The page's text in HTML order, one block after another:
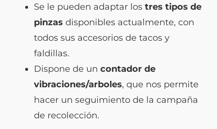
Se le pueden adaptar los tres tipos de
pinzas disponibles actualmente, con
todos sus accesorios de tacos y
faldillas.
Dispone de un contador de
vibraciones/arboles, que nos permite
hacer un seguimiento de la campaña
de recolección.